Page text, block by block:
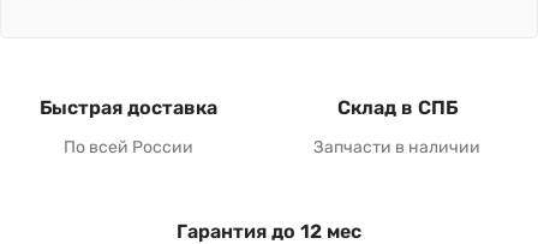
Быстрая доставка
По всей России
Склад в СПБ
Запчасти в наличии
Гарантия до 12 мес